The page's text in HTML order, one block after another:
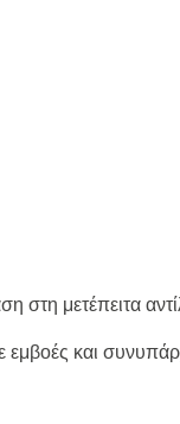
στη μετέπειτα
εμβοές και